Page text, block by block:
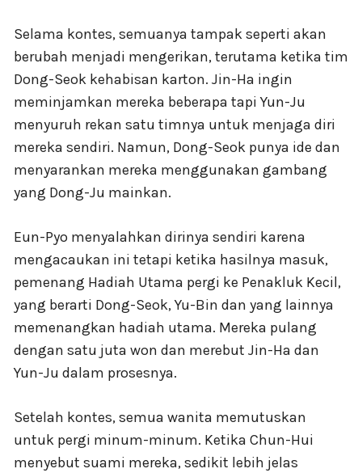
Selama kontes, semuanya tampak seperti akan
berubah menjadi mengerikan, terutama ketika tim
Dong-Seok kehabisan karton. Jin-Ha ingin
meminjamkan mereka beberapa tapi Yun-Ju
menyuruh rekan satu timnya untuk menjaga diri
mereka sendiri. Namun, Dong-Seok punya ide dan
menyarankan mereka menggunakan gambang
yang Dong-Ju mainkan.
Eun-Pyo menyalahkan dirinya sendiri karena
mengacaukan ini tetapi ketika hasilnya masuk,
pemenang Hadiah Utama pergi ke Penakluk Kecil,
yang berarti Dong-Seok, Yu-Bin dan yang lainnya
memenangkan hadiah utama. Mereka pulang
dengan satu juta won dan merebut Jin-Ha dan
Yun-Ju dalam prosesnya.
Setelah kontes, semua wanita memutuskan
untuk pergi minum-minum. Ketika Chun-Hui
menyebut suami mereka, sedikit lebih jelas